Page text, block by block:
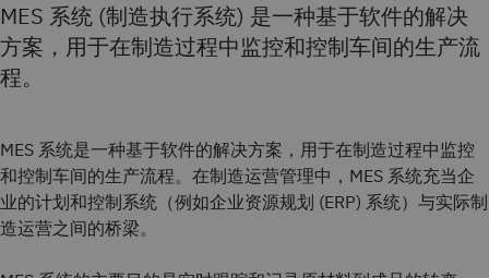
MES 系统 (制造执行系统) 是一种基于软件的解决
方案，用于在制造过程中监控和控制车间的生产流
程。
MES 系统是一种基于软件的解决方案，用于在制造过程中监控
和控制车间的生产流程。在制造运营管理中，MES 系统充当企
业的计划和控制系统（例如企业资源规划 (ERP) 系统）与实际制
造运营之间的桥梁。